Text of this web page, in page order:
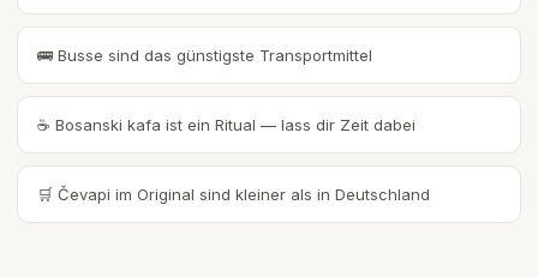
🚌 Busse sind das günstigste Transportmittel
☕ Bosanski kafa ist ein Ritual — lass dir Zeit dabei
🛒 Čevapi im Original sind kleiner als in Deutschland